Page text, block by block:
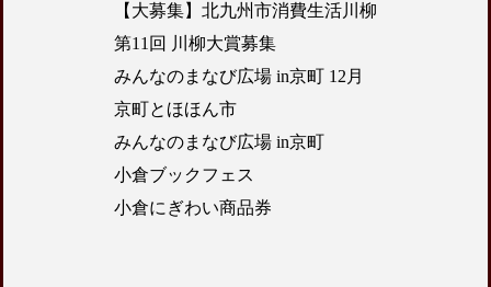
【大募集】北九州市消費生活川柳
第11回 川柳大賞募集
みんなのまなび広場 in京町 12月
京町とほほん市
みんなのまなび広場 in京町
小倉ブックフェス
小倉にぎわい商品券